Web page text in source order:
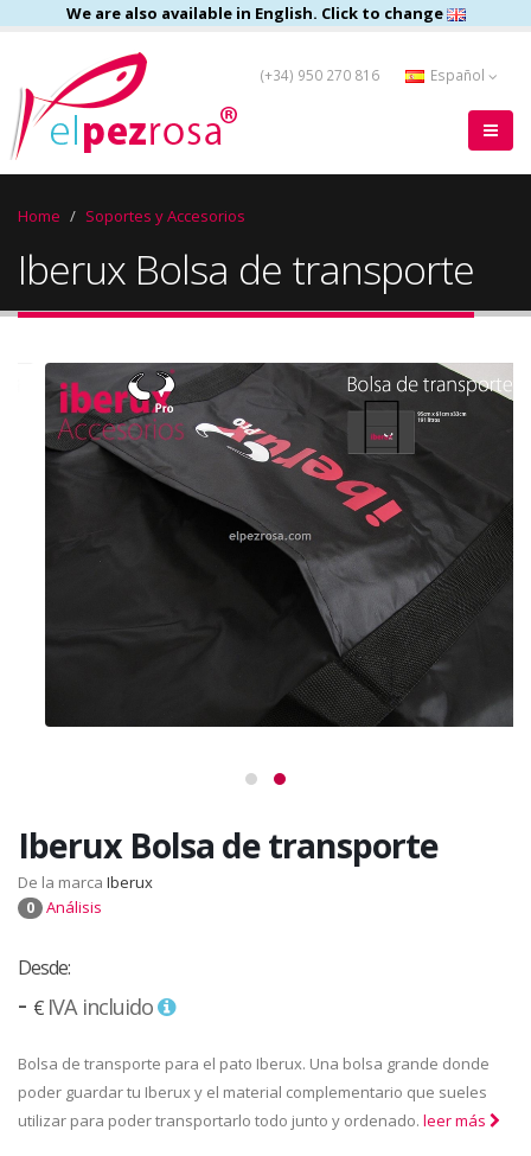
We are also available in English. Click to change
(+34) 950 270 816 Español
Home Soportes y Accesorios
Iberux Bolsa de transporte
Iberux Bolsa de transporte
De la marca Iberux
0 Análisis
Desde:
- € IVA incluido
Bolsa de transporte para el pato Iberux. Una bolsa grande donde
poder guardar tu Iberux y el material complementario que sueles
utilizar para poder transportarlo todo junto y ordenado. leer más